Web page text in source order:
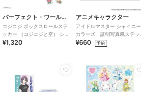
パーフェクト・ワールド・トーキョー
コジコジ ボックスロールステ
ッカー （コジコジと空） シー
ル 9柄90ピース さくらももこ
¥1,320
アニメキャラクター
アイドルマスター シャイニー
カラーズ 証明写真風ステッ
カー (鈴木羽那)
¥660 予約